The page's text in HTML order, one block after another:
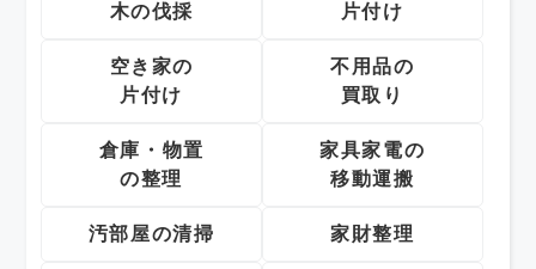
木の伐採
片付け
空き家の
片付け
不用品の
買取り
倉庫・物置
の整理
家具家電の
移動運搬
汚部屋の清掃 家財整理